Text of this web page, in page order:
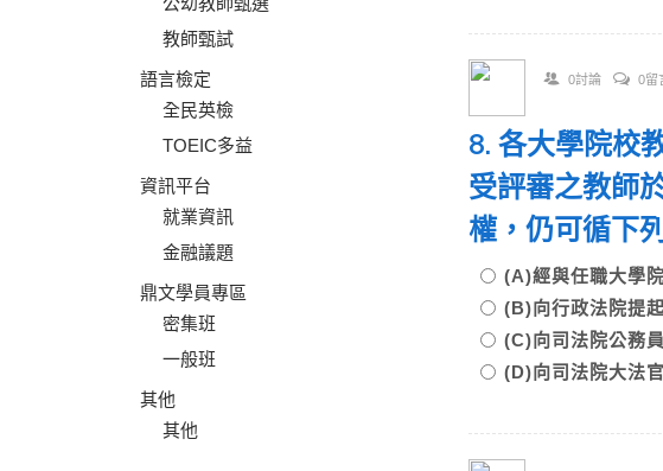
教師甄試
語言檢定
全民英檢
TOEIC多益
資訊平台
就業資訊
金融議題
鼎文學員專區
密集班
一般班
其他
其他
0討論 0留
8. 各大學院校
受評審之教師
權，仍可循下
(A)經與任職大學
(B)向行政法院提
(C)向司法院公務
(D)向司法院大法